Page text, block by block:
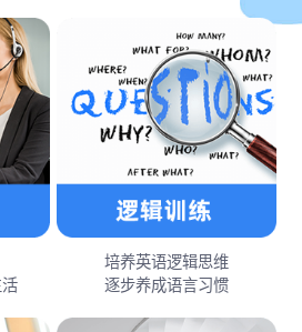
培养英语逻辑思维
逐步养成语言习惯